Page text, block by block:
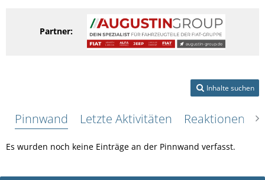
Partner:
Inhalte suchen
Pinnwand Letzte Aktivitäten Reaktionen
Es wurden noch keine Einträge an der Pinnwand verfasst.